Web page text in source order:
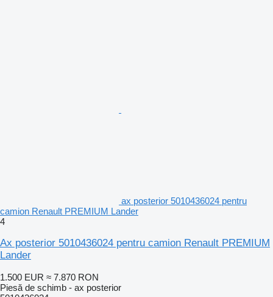
ax posterior 5010436024 pentru
camion Renault PREMIUM Lander
4
Ax posterior 5010436024 pentru camion Renault PREMIUM
Lander
1.500 EUR ≈ 7.870 RON
Piesă de schimb - ax posterior